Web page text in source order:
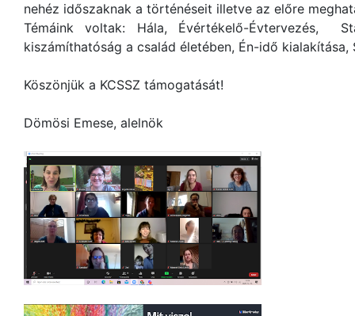
nehéz időszaknak a történéseit illetve az előre
Témáink voltak: Hála, Évértékelő-Évtervezés,
kiszámíthatóság a család életében, Én-idő kialakítása,
Köszönjük a KCSSZ támogatását!
Dömösi Emese, alelnök